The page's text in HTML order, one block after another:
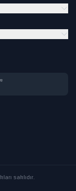
saklıdır.